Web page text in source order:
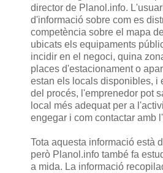
director de Planol.info.
d'informació sobre com es
competència sobre el mapa
ubicats els equipaments
incidir en el negoci, quina
places d'estacionament o
estan els locals disponibles, i
del procés, l'emprenedor pot
local més adequat per a
engegar i com contactar amb
Tota aquesta informació està
però Planol.info també fa
a mida. La informació